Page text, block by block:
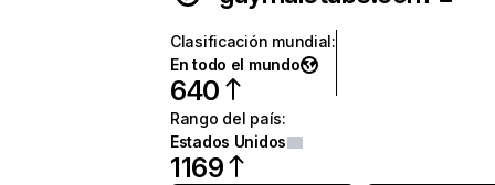
Clasificación mundial:
En todo el mundo
640
Rango del país:
Estados Unidos
1169